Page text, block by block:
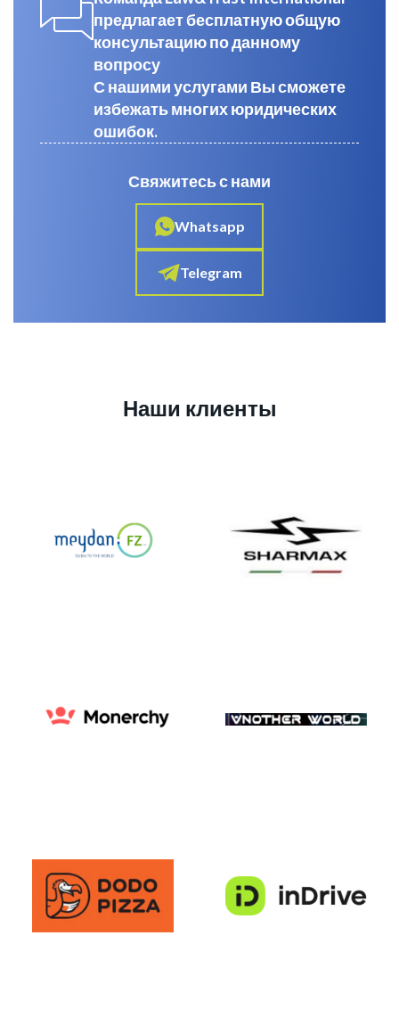
предлагает бесплатную общую
консультацию по данному
вопросу
С нашими услугами Вы сможете
избежать многих юридических
ошибок.
Свяжитесь с нами
Whatsapp
Telegram
Наши клиенты